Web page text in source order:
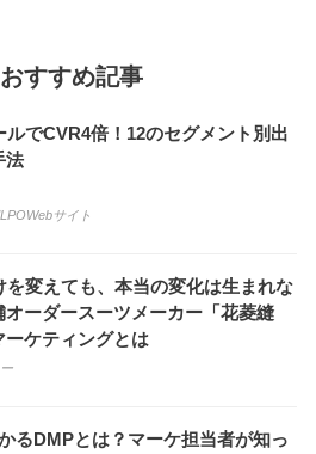
すすめ記事
ルでCVR4倍！12のセグメント別出
法
LPOWebサイト
を変えても、本当の変化は生まれな
オーダースーツメーカー「花菱縫
ーケティングとは
るDMPとは？マーケ担当者が知っ